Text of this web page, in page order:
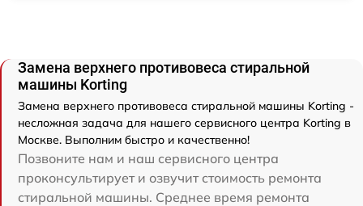
Замена верхнего противовеса стиральной
машины Korting
Замена верхнего противовеса стиральной машины Korting -
несложная задача для нашего сервисного центра Korting в
Москве. Выполним быстро и качественно!
Позвоните нам и наш сервисного центра
проконсультирует и озвучит стоимость ремонта
стиральной машины. Среднее время ремонта